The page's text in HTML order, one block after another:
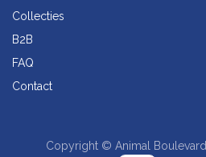
Collecties
B2B
FAQ
Contact
Copyright © Animal Boulevard